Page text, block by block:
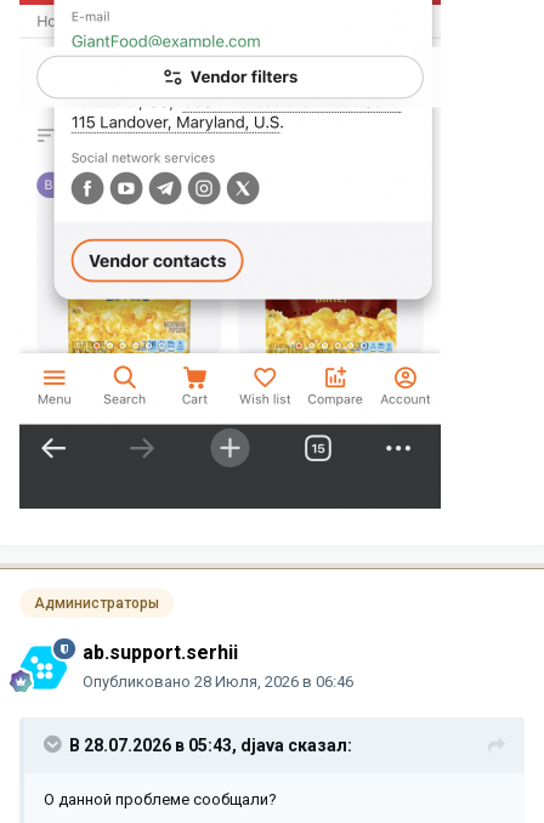
Администраторы
ab.support.serhii
Опубликовано 28 Июля, 2026 в 06:46
В 28.07.2026 в 05:43, djava сказал:
О данной проблеме сообщали?